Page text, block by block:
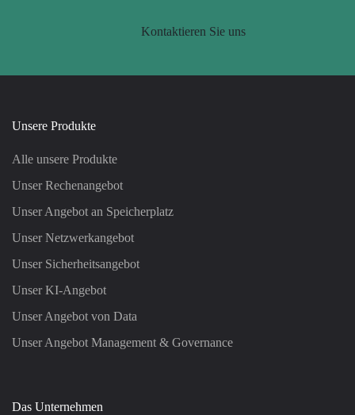
Kontaktieren Sie uns
Unsere Produkte
Alle unsere Produkte
Unser Rechenangebot
Unser Angebot an Speicherplatz
Unser Netzwerkangebot
Unser Sicherheitsangebot
Unser KI-Angebot
Unser Angebot von Data
Unser Angebot Management & Governance
Das Unternehmen